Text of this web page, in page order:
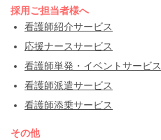
採用ご担当者様へ
看護師紹介サービス
応援ナースサービス
看護師単発・イベントサービス
看護師派遣サービス
看護師添乗サービス
その他